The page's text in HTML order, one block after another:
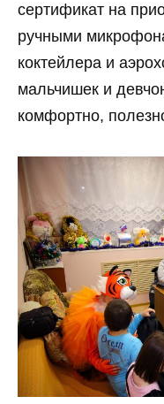
сертификат на
ручными
коктейлера и
мальчишек и
комфортно,